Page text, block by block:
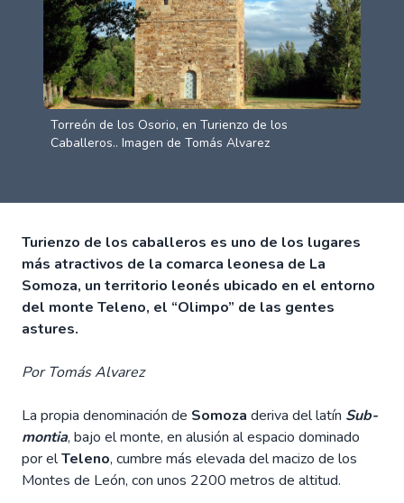
Torreón de los Osorio, en Turienzo de los
Caballeros.. Imagen de Tomás Alvarez
Turienzo de los caballeros es uno de los lugares
más atractivos de la comarca leonesa de La
Somoza, un territorio leonés ubicado en el entorno
del monte Teleno, el “Olimpo” de las gentes
astures.
Por Tomás Alvarez
La propia denominación de Somoza deriva del latín Sub-
montia, bajo el monte, en alusión al espacio dominado
por elTeleno, cumbre más elevada del macizo de los
Montes de León, con unos 2200 metros de altitud.